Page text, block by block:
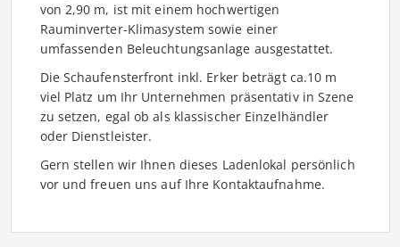
von 2,90 m, ist mit einem hochwertigen
Rauminverter-Klimasystem sowie einer
umfassenden Beleuchtungsanlage ausgestattet.
Die Schaufensterfront inkl. Erker beträgt ca.10 m 
viel Platz um Ihr Unternehmen präsentativ in Szene
zu setzen, egal ob als klassischer Einzelhändler
oder Dienstleister.
Gern stellen wir Ihnen dieses Ladenlokal persönlich
vor und freuen uns auf Ihre Kontaktaufnahme.